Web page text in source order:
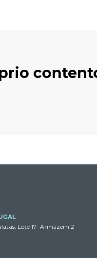
Lote 17- Armazem 2